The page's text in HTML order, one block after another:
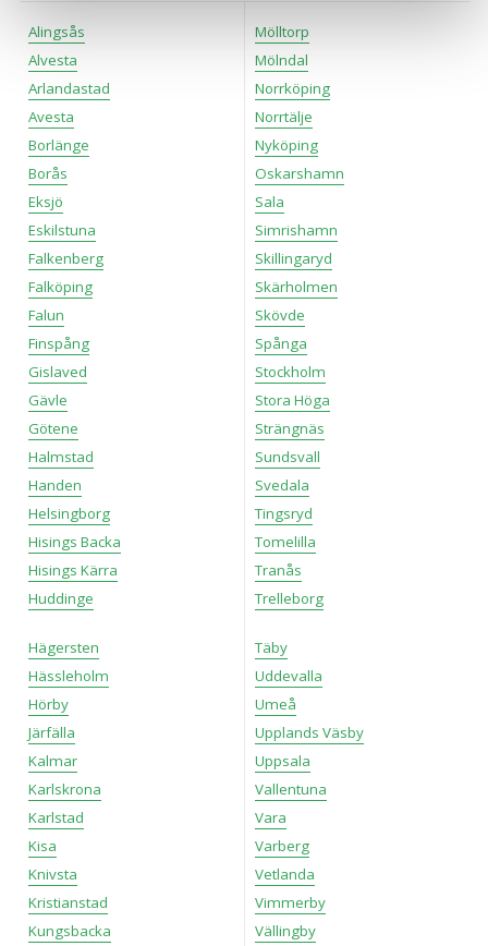
en säker - och trygg marknadsplats och för att kunna ge
dig relevanta tips, nyheter och anpassad reklam. Genom
att klicka på Tillåt alla godkänner du vår hantering av
cookies och samtycker till att vi mäter och delar
information om din användning av webbplatsen med våra
partners. För att ändra vilka typer av cookies vi använder
klickar du på Anpassa. Du kan alltid ändra dina
inställningar för cookies.
Alingsås
Alvesta
Arlandastad
Avesta
Borlänge
Borås
Eksjö
Eskilstuna
Falkenberg
Falköping
Falun
Finspång
Gislaved
Gävle
Götene
Halmstad
Handen
Helsingborg
Hisings Backa
Hisings Kärra
Huddinge
Hägersten
Hässleholm
Hörby
Järfälla
Kalmar
Karlskrona
Karlstad
Kisa
Knivsta
Kristianstad
Kungsbacka
Mölltorp
Mölndal
Norrköping
Norrtälje
Nyköping
Oskarshamn
Sala
Simrishamn
Skillingaryd
Skärholmen
Skövde
Spånga
Stockholm
Stora Höga
Strängnäs
Sundsvall
Svedala
Tingsryd
Tomelilla
Tranås
Trelleborg
Täby
Uddevalla
Umeå
Upplands Väsby
Uppsala
Vallentuna
Vara
Varberg
Vetlanda
Vimmerby
Vällingby